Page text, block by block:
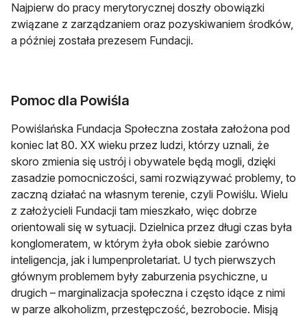
Najpierw do pracy merytorycznej doszły obowiązki
związane z zarządzaniem oraz pozyskiwaniem środków,
a później została prezesem Fundacji.
Pomoc dla Powiśla
Powiślańska Fundacja Społeczna została założona pod
koniec lat 80. XX wieku przez ludzi, którzy uznali, że
skoro zmienia się ustrój i obywatele będą mogli, dzięki
zasadzie pomocniczości, sami rozwiązywać problemy, to
zaczną działać na własnym terenie, czyli Powiślu. Wielu
z założycieli Fundacji tam mieszkało, więc dobrze
orientowali się w sytuacji. Dzielnica przez długi czas była
konglomeratem, w którym żyła obok siebie zarówno
inteligencja, jak i lumpenproletariat. U tych pierwszych
głównym problemem były zaburzenia psychiczne, u
drugich – marginalizacja społeczna i często idące z nimi
w parze alkoholizm, przestępczość, bezrobocie. Misją